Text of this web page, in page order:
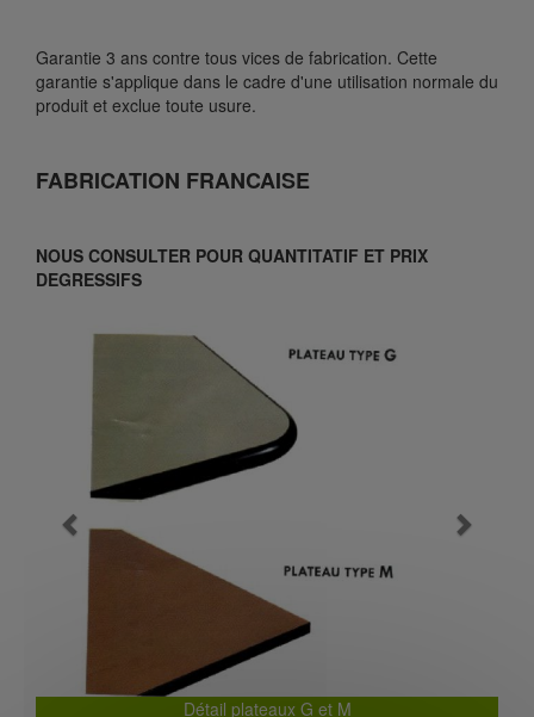
Garantie 3 ans contre tous vices de fabrication. Cette
garantie s'applique dans le cadre d'une utilisation normale du
produit et exclue toute usure.
FABRICATION FRANCAISE
NOUS CONSULTER POUR QUANTITATIF ET PRIX
DEGRESSIFS
Détail plateaux G et M
Previous